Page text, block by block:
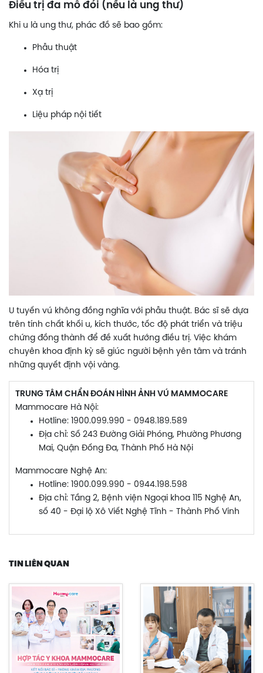
Điều trị đa mô đói (nếu là ung thư)
Khi u là ung thư, phác đồ sẽ bao gồm:
Phẫu thuật
Hóa trị
Xạ trị
Liệu pháp nội tiết
U tuyến vú không đồng nghĩa với phẫu thuật. Bác sĩ sẽ dựa
trên tính chất khối u, kích thước, tốc độ phát triển và triệu
chứng đồng thành để đề xuất hướng điều trị. Việc khám
chuyên khoa định kỳ sẽ giúc người bệnh yên tâm và tránh
những quyết định vội vàng.
TRUNG TÂM CHẨN ĐOÁN HÌNH ẢNH VÚ MAMMOCARE
Mammocare Hà Nội:
Hotline: 1900.099.990 - 0948.189.589
Địa chỉ: Số 243 Đường Giải Phóng, Phường Phương
Mai, Quận Đống Đa, Thành Phố Hà Nội
Mammocare Nghệ An:
Hotline: 1900.099.990 - 0944.198.598
Địa chỉ: Tầng 2, Bệnh viện Ngoại khoa 115 Nghệ An,
số 40 - Đại lộ Xô Viết Nghệ Tĩnh - Thành Phố Vinh
TIN LIÊN QUAN